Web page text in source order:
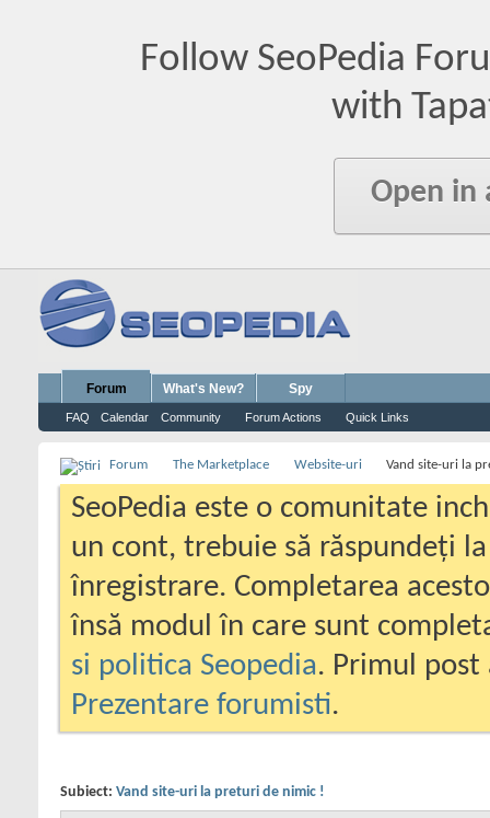
Follow SeoPedia
with
Open in
Forum
FAQ Calendar Community Forum Actions Quick Links
What's New? Spy
Forum The Marketplace Website-uri Vand site-uri la
SeoPedia este o comunitate
un cont, trebuie să răspundeți
înregistrare. Completarea
însă modul în care sunt
si politica Seopedia. Primul
Prezentare forumisti.
Subiect: Vand site-uri la preturi de nimic !